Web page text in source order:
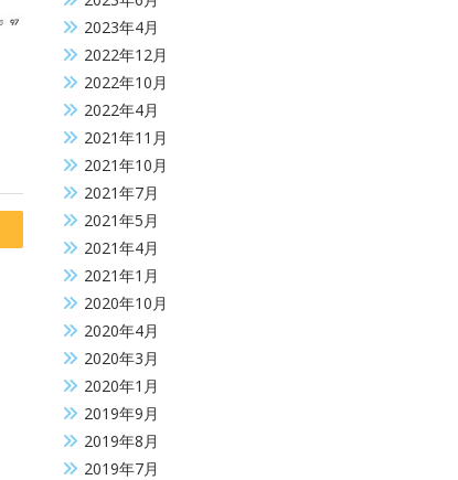
2023年4月
2022年12月
2022年10月
2022年4月
2021年11月
2021年10月
2021年7月
2021年5月
2021年4月
2021年1月
2020年10月
2020年4月
2020年3月
2020年1月
2019年9月
2019年8月
2019年7月